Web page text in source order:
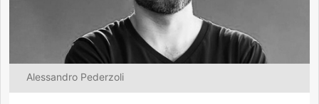
Alessandro Pederzoli